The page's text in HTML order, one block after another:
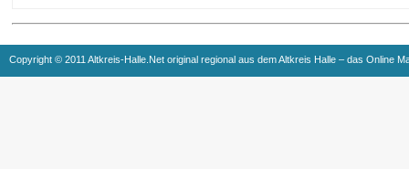
Copyright © 2011 Altkreis-Halle.Net original regional aus dem Altkreis Halle – das Online